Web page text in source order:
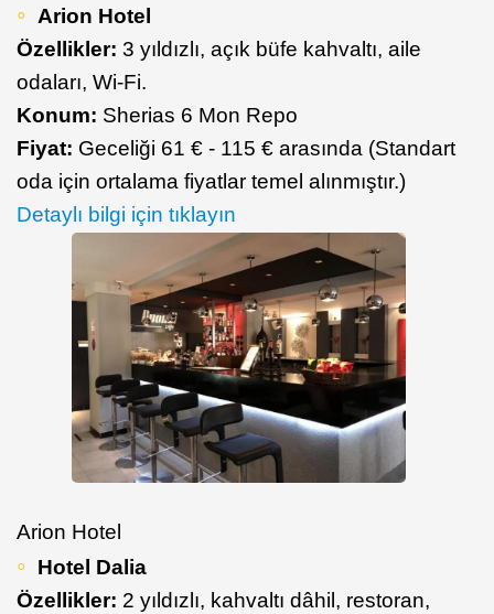
Arion Hotel
Özellikler: 3 yıldızlı, açık büfe kahvaltı, aile
odaları, Wi-Fi.
Konum: Sherias 6 Mon Repo
Fiyat: Geceliği 61 € - 115 € arasında (Standart
oda için ortalama fiyatlar temel alınmıştır.)
Detaylı bilgi için tıklayın
Arion Hotel
Hotel Dalia
Özellikler: 2 yıldızlı, kahvaltı dâhil, restoran,